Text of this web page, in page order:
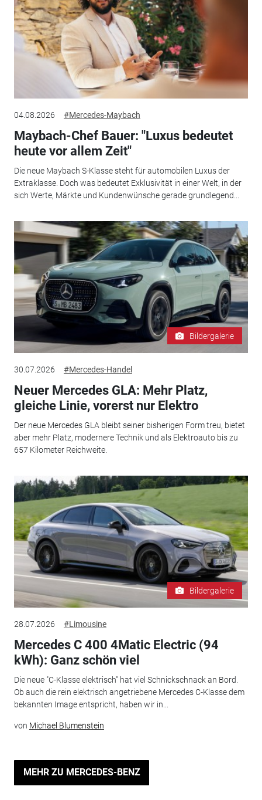
04.08.2026 #Mercedes-Maybach
Maybach-Chef Bauer: "Luxus bedeutet
heute vor allem Zeit"
Die neue Maybach S-Klasse steht für automobilen Luxus der
Extraklasse. Doch was bedeutet Exklusivität in einer Welt, in der
sich Werte, Märkte und Kundenwünsche gerade grundlegend...
Bildergalerie
30.07.2026 #Mercedes-Handel
Neuer Mercedes GLA: Mehr Platz,
gleiche Linie, vorerst nur Elektro
Der neue Mercedes GLA bleibt seiner bisherigen Form treu, bietet
aber mehr Platz, modernere Technik und als Elektroauto bis zu
657 Kilometer Reichweite.
Bildergalerie
28.07.2026 #Limousine
Mercedes C 400 4Matic Electric (94
kWh): Ganz schön viel
Die neue "C-Klasse elektrisch" hat viel Schnickschnack an Bord.
Ob auch die rein elektrisch angetriebene Mercedes C-Klasse dem
bekannten Image entspricht, haben wir in...
von Michael Blumenstein
MEHR ZU MERCEDES-BENZ